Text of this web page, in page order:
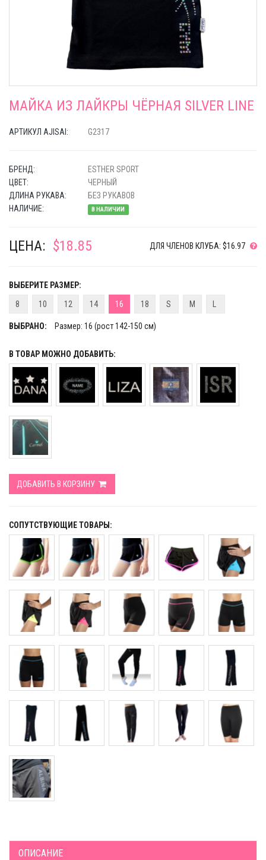
МАЙКА ИЗ ЛАЙКРЫ ЧЁРНАЯ SILVER LINE
АРТИКУЛ AJISAI: G2317
БРЕНД:
ESTHER SPORT
ЦВЕТ:
ЧЕРНЫЙ
ДЛИНА РУКАВА:
БЕЗ РУКАВОВ
НАЛИЧИЕ:
В НАЛИЧИИ
ЦЕНА: $18.85 ДЛЯ ЧЛЕНОВ КЛУБА: $16.97
ВЫБЕРИТЕ РАЗМЕР:
8
10 12 14 16 18 S M
ВЫБРАНО: Размер: 16 (рост 142-150 см)
В ТОВАР МОЖНО ДОБАВИТЬ:
ДОБАВИТЬ В КОРЗИНУ
СОПУТСТВУЮЩИЕ ТОВАРЫ:
ОПИСАНИЕ